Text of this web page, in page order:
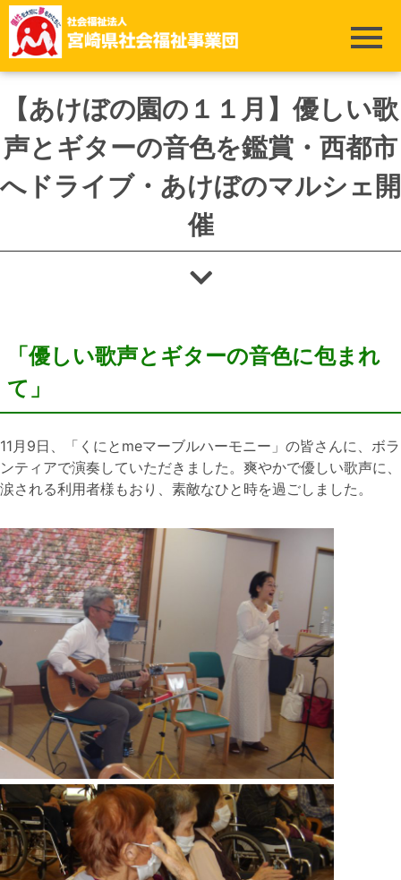
ホーム>あけぼの園>【あけぼの園の１１月】優しい歌声とギターの音色を
鑑賞・西都市へドライブ・あけぼのマルシェ開催
【あけぼの園の１１月】優しい歌
声とギターの音色を鑑賞・西都市
へドライブ・あけぼのマルシェ開
催
「優しい歌声とギターの音色に包まれ
て」
11月9日、「くにとmeマーブルハーモニー」の皆さんに、ボラ
ンティアで演奏していただきました。爽やかで優しい歌声に、
涙される利用者様もおり、素敵なひと時を過ごしました。